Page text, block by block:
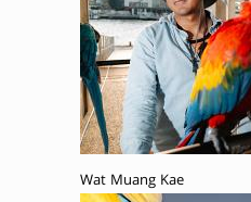
Wat Muang Kae